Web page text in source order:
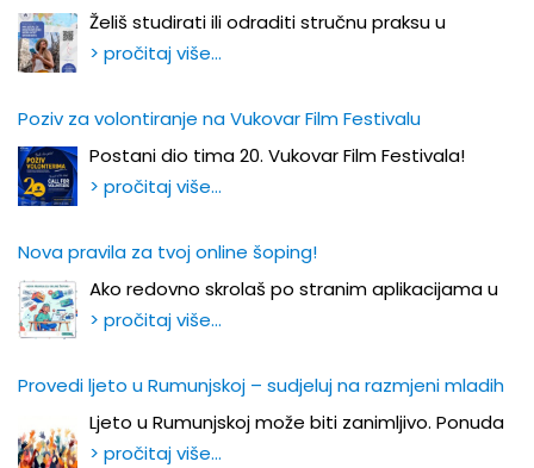
Želiš studirati ili odraditi stručnu praksu u
> pročitaj više…
Poziv za volontiranje na Vukovar Film Festivalu
Postani dio tima 20. Vukovar Film Festivala!
> pročitaj više…
Nova pravila za tvoj online šoping!
Ako redovno skrolaš po stranim aplikacijama u
> pročitaj više…
Provedi ljeto u Rumunjskoj – sudjeluj na razmjeni mladih
Ljeto u Rumunjskoj može biti zanimljivo. Ponuda
> pročitaj više…